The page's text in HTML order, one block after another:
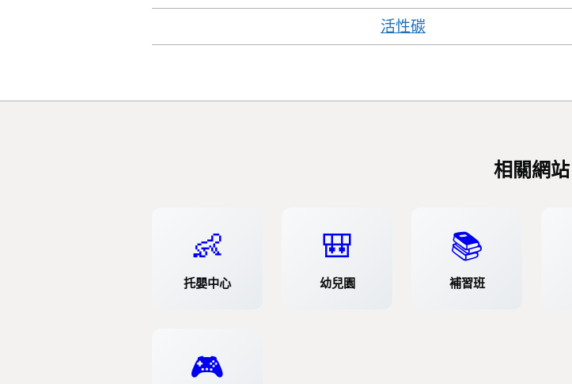
活性碳
相關網站
👶
托嬰中心
🎒
幼兒園
📚
補習班
🎮